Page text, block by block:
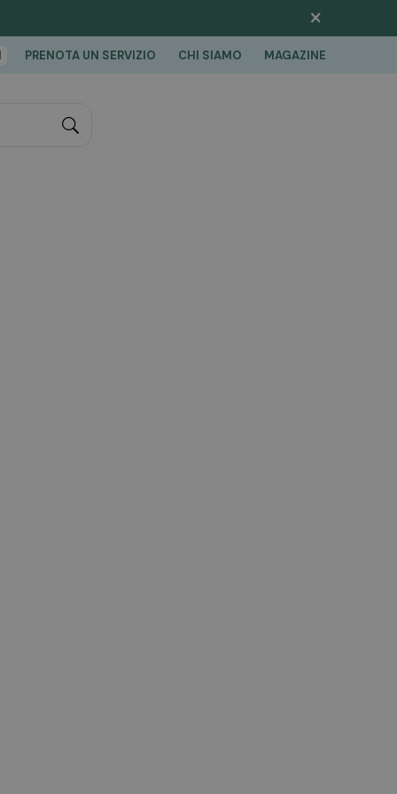
×
PRENOTA UN SERVIZIO CHI SIAMO MAGAZINE
"Cerca